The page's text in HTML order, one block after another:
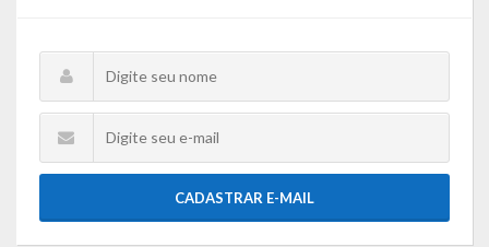
Servidor
Gestão Interna – GOVBR (Sistema)
CADASTRAR E-MAIL